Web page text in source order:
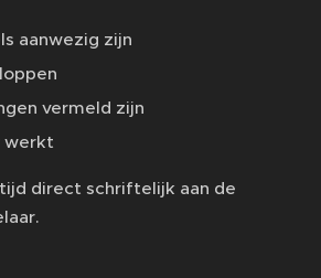
aanwezig zijn
vermeld zijn
werkt
direct schriftelijk aan de